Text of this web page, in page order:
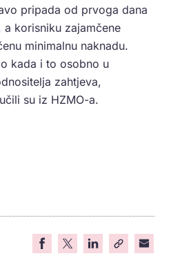
pripada od prvoga dana
korisniku zajamčene
minimalnu naknadu.
kada i to osobno u
zahtjeva,
su iz HZMO-a.